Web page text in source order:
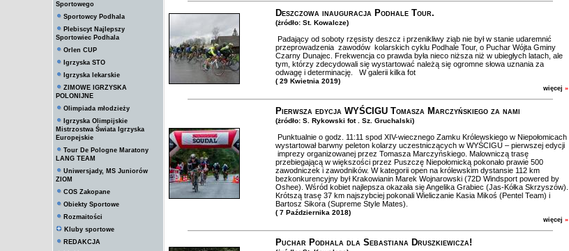
Sportowego
Sportowcy Podhala
Plebiscyt Najlepszy
Sportowiec Podhala
Orlen CUP
Igrzyska STO
Igrzyska lekarskie
ZIMOWE IGRZYSKA
POLONIJNE
Olimpiada młodzieży
Igrzyska Olimpijskie
Mistrzostwa Świata Igrzyska
Europejskie
Tour De Pologne Maratony
LANG TEAM
Uniwersjady, MS Juniorów
ZIOM
COS Zakopane
Obiekty Sportowe
Rozmaitości
Kluby sportowe
REDAKCJA
Deszczowa inauguracja Podhale Tour.
(żródło: St. Kowalcze)
Padający od soboty rzęsisty deszcz i przenikliwy ziąb nie był w stanie udaremnić
przeprowadzenia zawodów kolarskich cyklu Podhale Tour, o Puchar Wójta Gminy
Czarny Dunajec. Frekwencja co prawda była nieco niższa niż w ubiegłych latach, ale
tym, którzy zdecydowali się wystartować należą się ogromne słowa uznania za
odwagę i determinację. W galerii kilka fot
( 29 Kwietnia 2019)
więcej »
Pierwsza edycja WYŚCIGU Tomasza Marczyńskiego za nami
(żródło: S. Rykowski fot . Sz. Gruchalski)
Punktualnie o godz. 11:11 spod XIV-wiecznego Zamku Królewskiego w Niepołomicach
wystartował barwny peleton kolarzy uczestniczących w WYŚCIGU – pierwszej edycji
imprezy organizowanej przez Tomasza Marczyńskiego. Malowniczą trasę
przebiegającą w większości przez Puszczę Niepołomicką pokonało prawie 500
zawodniczek i zawodników. W kategorii open na królewskim dystansie 112 km
bezkonkurencyjny był Krakowianin Marek Wojnarowski (72D Windsport powered by
Oshee). Wśród kobiet najlepsza okazała się Angelika Grabiec (Jas-Kółka Skrzyszów).
Krótszą trasę 37 km najszybciej pokonali Wieliczanie Kasia Mikoś (Pentel Team) i
Bartosz Sikora (Supreme Style Mates).
( 7 Października 2018)
więcej »
Puchar Podhala dla Sebastiana Druszkiewicza!